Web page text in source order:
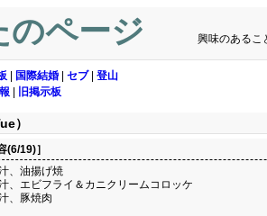
のページ 興味のあるこ
国際結婚 セブ| 登山
旧掲示板
）
(6/19)］
、油揚げ焼
、エビフライ＆カニクリームコロッケ
、豚焼肉